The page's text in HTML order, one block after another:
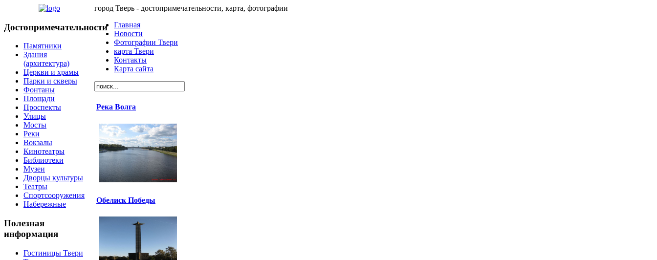
Достопримечательности
Памятники
Здания
(архитектура)
Церкви и храмы
Парки и скверы
Фонтаны
Площади
Проспекты
Улицы
Мосты
Реки
Вокзалы
Кинотеатры
Библиотеки
Музеи
Дворцы культуры
Театры
Спортсооружения
Набережные
Полезная
информация
Гостиницы Твери
город Тверь - достопримечательности, карта, фотографии
Главная
Новости
Фотографии Твери
карта Твери
Контакты
Карта сайта
Река Волга
Обелиск Победы